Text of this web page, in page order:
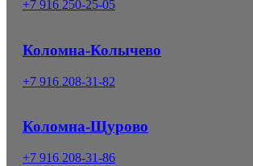
+7 916 250-25-05
Коломна-Колычево
+7 916 208-31-82
Коломна-Щурово
+7 916 208-31-86